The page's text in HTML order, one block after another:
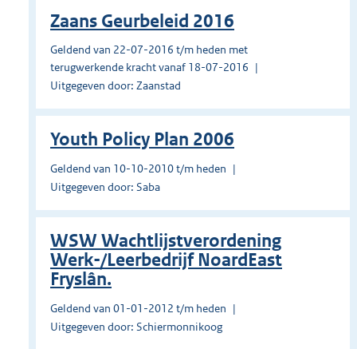
Zaans Geurbeleid 2016
Geldend van 22-07-2016 t/m heden met
terugwerkende kracht vanaf 18-07-2016
Uitgegeven door: Zaanstad
Youth Policy Plan 2006
Geldend van 10-10-2010 t/m heden
Uitgegeven door: Saba
WSW Wachtlijstverordening
Werk-/Leerbedrijf NoardEast
Fryslân.
Geldend van 01-01-2012 t/m heden
Uitgegeven door: Schiermonnikoog